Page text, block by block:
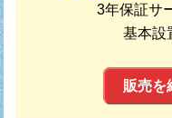
3年保証サ
基本設
販売を